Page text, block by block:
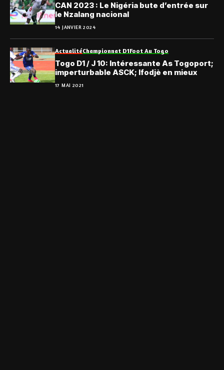
CAN 2023 : Le Nigéria bute d’entrée sur
le Nzalang nacional
14 JANVIER 2024
ActualitéChampionnat D1Foot Au Togo
Togo D1 / J 10: Intéressante As Togoport;
imperturbable ASCK; Ifodjè en mieux
17 MAI 2021